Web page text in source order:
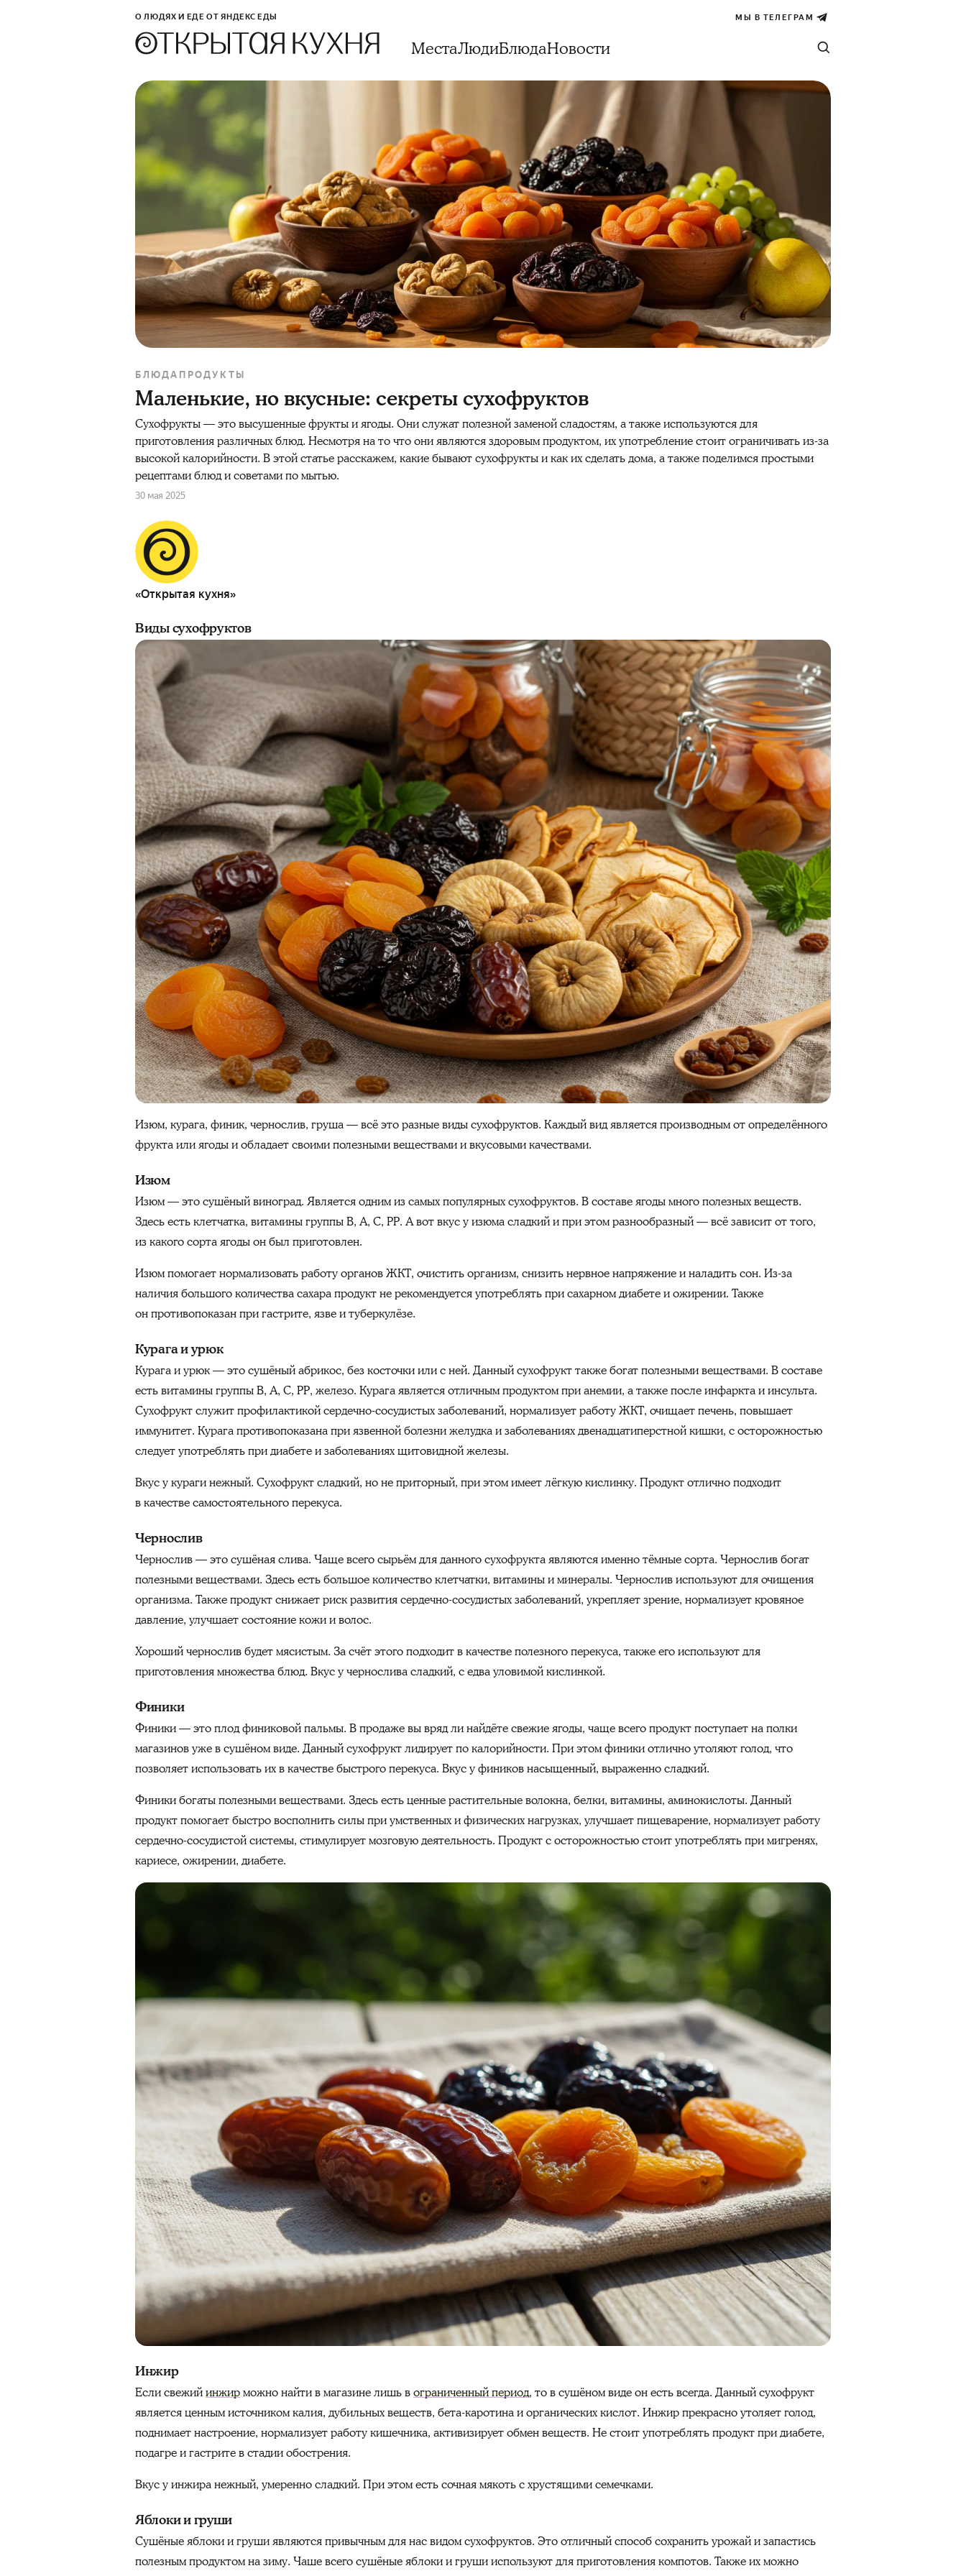
О ЛЮДЯХ И ЕДЕ ОТ ЯНДЕКС ЕДЫ МЫ В ТЕЛЕГРАМ
МестаЛюдиБлюдаНовости
БЛЮДА ПРОДУКТЫ
Маленькие, но вкусные: секреты сухофруктов
Сухофрукты — это высушенные фрукты и ягоды. Они служат полезной заменой сладостям, а также используются для
приготовления различных блюд. Несмотря на то что они являются здоровым продуктом, их употребление стоит ограничивать из-за
высокой калорийности. В этой статье расскажем, какие бывают сухофрукты и как их сделать дома, а также поделимся простыми
рецептами блюд и советами по мытью.
30 мая 2025
«Открытая кухня»
Виды сухофруктов
Изюм, курага, финик, чернослив, груша — всё это разные виды сухофруктов. Каждый вид является производным от определённого
фрукта или ягоды и обладает своими полезными веществами и вкусовыми качествами.
Изюм
Изюм — это сушёный виноград. Является одним из самых популярных сухофруктов. В составе ягоды много полезных веществ.
Здесь есть клетчатка, витамины группы В, А, С, РР. А вот вкус у изюма сладкий и при этом разнообразный — всё зависит от того,
из какого сорта ягоды он был приготовлен.
Изюм помогает нормализовать работу органов ЖКТ, очистить организм, снизить нервное напряжение и наладить сон. Из-за
наличия большого количества сахара продукт не рекомендуется употреблять при сахарном диабете и ожирении. Также
он противопоказан при гастрите, язве и туберкулёзе.
Курага и урюк
Курага и урюк — это сушёный абрикос, без косточки или с ней. Данный сухофрукт также богат полезными веществами. В составе
есть витамины группы В, А, С, РР, железо. Курага является отличным продуктом при анемии, а также после инфаркта и инсульта.
Сухофрукт служит профилактикой сердечно-сосудистых заболеваний, нормализует работу ЖКТ, очищает печень, повышает
иммунитет. Курага противопоказана при язвенной болезни желудка и заболеваниях двенадцатиперстной кишки, с осторожностью
следует употреблять при диабете и заболеваниях щитовидной железы.
Вкус у кураги нежный. Сухофрукт сладкий, но не приторный, при этом имеет лёгкую кислинку. Продукт отлично подходит
в качестве самостоятельного перекуса.
Чернослив
Чернослив — это сушёная слива. Чаще всего сырьём для данного сухофрукта являются именно тёмные сорта. Чернослив богат
полезными веществами. Здесь есть большое количество клетчатки, витамины и минералы. Чернослив используют для очищения
организма. Также продукт снижает риск развития сердечно-сосудистых заболеваний, укрепляет зрение, нормализует кровяное
давление, улучшает состояние кожи и волос.
Хороший чернослив будет мясистым. За счёт этого подходит в качестве полезного перекуса, также его используют для
приготовления множества блюд. Вкус у чернослива сладкий, с едва уловимой кислинкой.
Финики
Финики — это плод финиковой пальмы. В продаже вы вряд ли найдёте свежие ягоды, чаще всего продукт поступает на полки
магазинов уже в сушёном виде. Данный сухофрукт лидирует по калорийности. При этом финики отлично утоляют голод, что
позволяет использовать их в качестве быстрого перекуса. Вкус у фиников насыщенный, выраженно сладкий.
Финики богаты полезными веществами. Здесь есть ценные растительные волокна, белки, витамины, аминокислоты. Данный
продукт помогает быстро восполнить силы при умственных и физических нагрузках, улучшает пищеварение, нормализует работу
сердечно-сосудистой системы, стимулирует мозговую деятельность. Продукт с осторожностью стоит употреблять при мигренях,
кариесе, ожирении, диабете.
Инжир
Если свежийинжирможно найти в магазине лишь вограниченный период, то в сушёном виде он есть всегда. Данный сухофрукт
является ценным источником калия, дубильных веществ, бета-каротина и органических кислот. Инжир прекрасно утоляет голод,
поднимает настроение, нормализует работу кишечника, активизирует обмен веществ. Не стоит употреблять продукт при диабете,
подагре и гастрите в стадии обострения.
Вкус у инжира нежный, умеренно сладкий. При этом есть сочная мякоть с хрустящими семечками.
Яблоки и груши
Сушёные яблоки и груши являются привычным для нас видом сухофруктов. Это отличный способ сохранить урожай и запастись
полезным продуктом на зиму. Чаше всего сушёные яблоки и груши используют для приготовления компотов. Также их можно